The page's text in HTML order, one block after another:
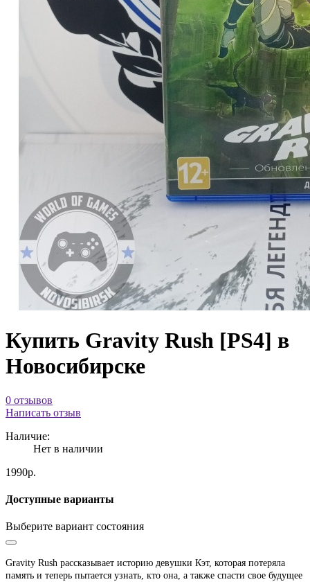
Купить Gravity Rush [PS4] в
Новосибирске
0 отзывов
Написать отзыв
Наличие:
Нет в наличии
1990р.
Доступные варианты
Выберите вариант состояния
Gravity Rush рассказывает историю девушки Кэт, которая потеряла
память и теперь пытается узнать, кто она, а также спасти свое будущее